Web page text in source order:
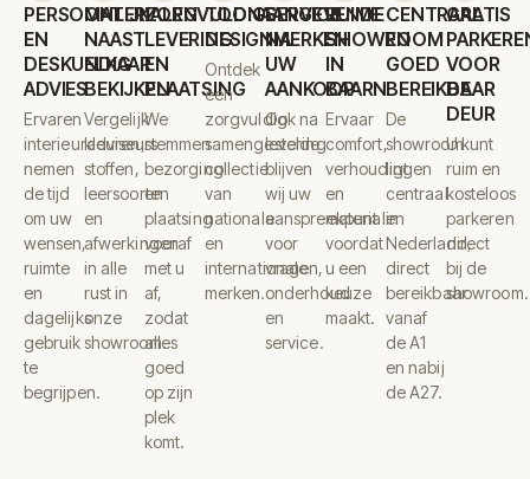
PERSOONLIJK
EN
DESKUNDIG
ADVIES
Ervaren
interieuradviseurs
nemen
de tijd
om uw
wensen,
ruimte
en
dagelijks
gebruik
te
begrijpen.
MATERIALEN
NAAST
ELKAAR
BEKIJKEN
Vergelijk
kleuren,
stoffen,
leersoorten
en
afwerkingen
in alle
rust in
onze
showroom.
ZORGVULDIGE
LEVERING
EN
PLAATSING
We
stemmen
bezorging
en
plaatsing
vooraf
met u
af,
zodat
alles
goed
op zijn
plek
komt.
TOONAANGEVENDE
DESIGNMERKEN
Ontdek
een
zorgvuldig
samengestelde
collectie
van
nationale
en
internationale
merken.
SERVICE
NA
UW
AANKOOP
Ook na
levering
blijven
wij uw
aanspreekpunt
voor
vragen,
onderhoud
en
service.
RUIME
SHOWROOM
IN
BAARN
Ervaar
comfort,
verhoudingen
en
materialen
voordat
u een
keuze
maakt.
CENTRAAL
EN
GOED
BEREIKBAAR
De
showroom
ligt
centraal
in
Nederland,
direct
bereikbaar
vanaf
de A1
en nabij
de A27.
GRATIS
VOOR
DE
DEUR
U kunt
ruim en
kosteloos
parkeren
direct
bij de
showroom.